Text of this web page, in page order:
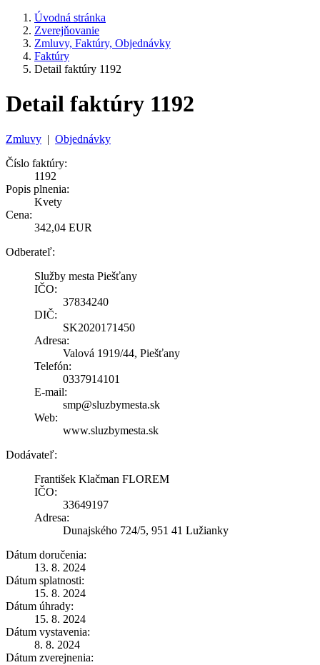
Úvodná stránka
Zverejňovanie
Zmluvy, Faktúry, Objednávky
Faktúry
Detail faktúry 1192
Detail faktúry 1192
Zmluvy | Objednávky
Číslo faktúry:
1192
Popis plnenia:
Kvety
Cena:
342,04 EUR
Odberateľ:
Služby mesta Piešťany
IČO:
37834240
DIČ:
SK2020171450
Adresa:
Valová 1919/44, Piešťany
Telefón:
0337914101
E-mail:
smp@sluzbymesta.sk
Web:
www.sluzbymesta.sk
Dodávateľ:
František Klačman FLOREM
IČO:
33649197
Adresa:
Dunajského 724/5, 951 41 Lužianky
Dátum doručenia:
13. 8. 2024
Dátum splatnosti:
15. 8. 2024
Dátum úhrady:
15. 8. 2024
Dátum vystavenia:
8. 8. 2024
Dátum zverejnenia: